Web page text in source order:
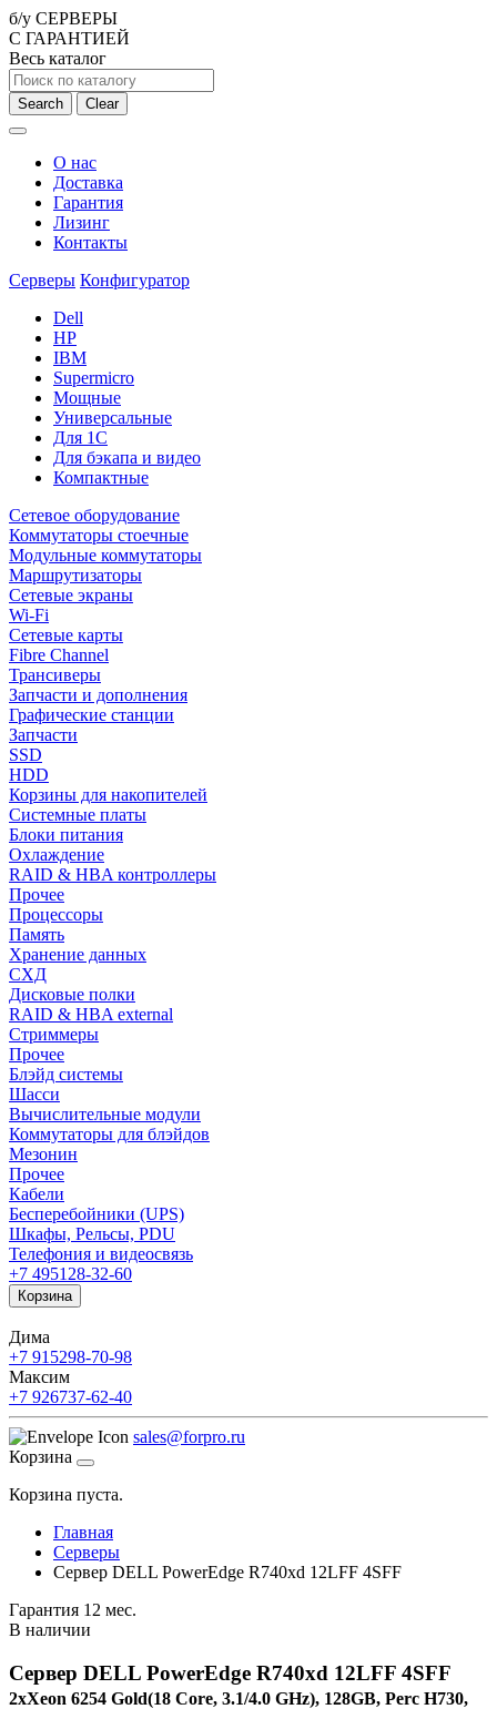
б/у СЕРВЕРЫ
С ГАРАНТИЕЙ
Весь каталог
Search Clear
О нас
Доставка
Гарантия
Лизинг
Контакты
Серверы Конфигуратор
Dell
HP
IBM
Supermicro
Мощные
Универсальные
Для 1С
Для бэкапа и видео
Компактные
Сетевое оборудование
Коммутаторы стоечные
Модульные коммутаторы
Маршрутизаторы
Сетевые экраны
Wi-Fi
Сетевые карты
Fibre Channel
Трансиверы
Запчасти и дополнения
Графические станции
Запчасти
SSD
HDD
Корзины для накопителей
Системные платы
Блоки питания
Охлаждение
RAID & HBA контроллеры
Прочее
Процессоры
Память
Хранение данных
СХД
Дисковые полки
RAID & HBA external
Стриммеры
Прочее
Блэйд системы
Шасси
Вычислительные модули
Коммутаторы для блэйдов
Мезонин
Прочее
Кабели
Бесперебойники (UPS)
Шкафы, Рельсы, PDU
Телефония и видеосвязь
+7 495128-32-60
Корзина
Дима
+7 915298-70-98
Максим
+7 926737-62-40
sales@forpro.ru
Корзина
Корзина пуста.
Главная
Серверы
Сервер DELL PowerEdge R740xd 12LFF 4SFF
Гарантия 12 мес.
В наличии
Сервер DELL PowerEdge R740xd 12LFF 4SFF
2xXeon 6254 Gold(18 Core, 3.1/4.0 GHz), 128GB, Perc H730,